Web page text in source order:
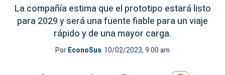
La compañía estima que el prototipo estará listo
para 2029 y será una fuente fiable para un viaje
rápido y de una mayor carga.
PorEconoSus 10/02/2023, 9:00 am